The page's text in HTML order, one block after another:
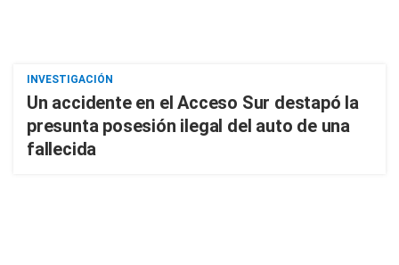
INVESTIGACIÓN
Un accidente en el Acceso Sur destapó la
presunta posesión ilegal del auto de una
fallecida